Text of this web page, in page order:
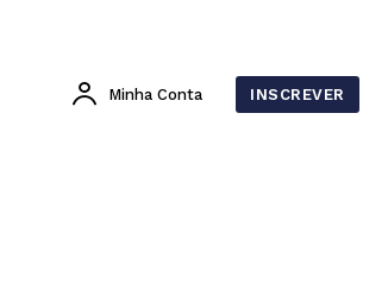
Minha Conta INSCREVER